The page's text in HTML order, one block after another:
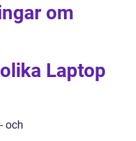
om
Laptop
och